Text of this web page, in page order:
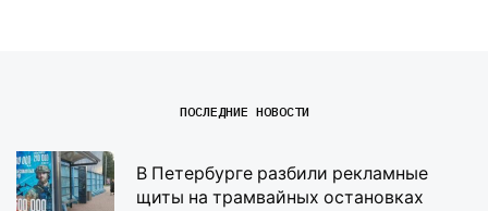
ПОСЛЕДНИЕ НОВОСТИ
В Петербурге разбили рекламные
щиты на трамвайных остановках